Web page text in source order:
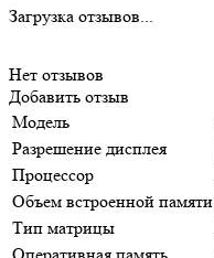
Загрузка отзывов...
Нет отзывов
Добавить отзыв
Модель
Разрешение дисплея
Процессор
Объем встроенной памяти
Тип матрицы